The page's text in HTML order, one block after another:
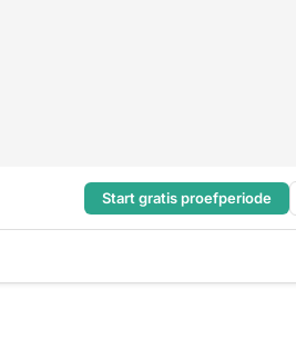
Start gratis proefperiode